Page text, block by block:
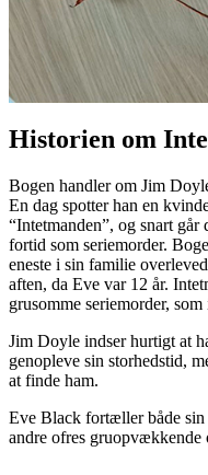
Historien om
Bogen handler om Jim
En dag spotter han en
“Intetmanden”, og snart
fortid som seriemorder.
eneste i sin familie
aften, da Eve var 12 år.
grusomme seriemorder,
Jim Doyle indser hurtigt at
genopleve sin storhedstid,
at finde ham.
Eve Black fortæller både sin
andre ofres gruopvækkende